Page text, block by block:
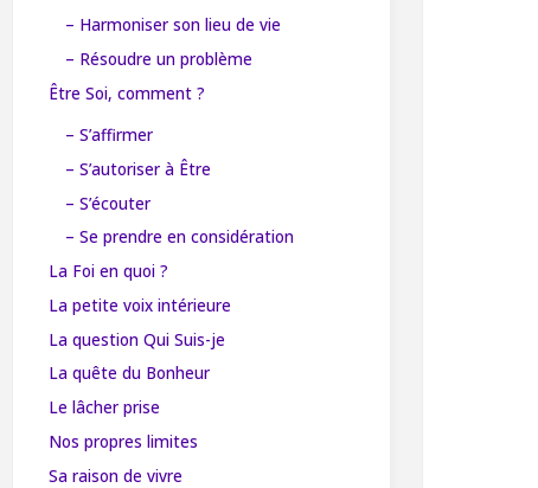
– Harmoniser son lieu de vie
– Résoudre un problème
Être Soi, comment ?
– S’affirmer
– S’autoriser à Être
– S’écouter
– Se prendre en considération
La Foi en quoi ?
La petite voix intérieure
La question Qui Suis-je
La quête du Bonheur
Le lâcher prise
Nos propres limites
Sa raison de vivre